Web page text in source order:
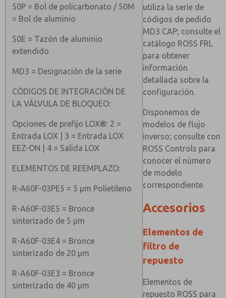
50P = Bol de policarbonato / 50M
= Bol de aluminio
50E = Tazón de aluminio
extendido
MD3 = Designación de la serie
CÓDIGOS DE INTEGRACIÓN DE
LA VÁLVULA DE BLOQUEO:
Opciones de prefijo LOX®: 2 =
Entrada LOX | 3 = Entrada LOX
EEZ-ON | 4 = Salida LOX
ELEMENTOS DE REEMPLAZO:
R-A60F-03PE5 = 5 µm Polietileno
R-A60F-03E5 = Bronce
sinterizado de 5 µm
R-A60F-03E4 = Bronce
sinterizado de 20 µm
R-A60F-03E3 = Bronce
sinterizado de 40 µm
utiliza la serie de
códigos de pedido
MD3 CAP; consulte el
catálogo ROSS FRL
para obtener
información
detallada sobre la
configuración.
Disponemos de
modelos de flujo
inverso; consulte con
ROSS Controls para
conocer el número
de modelo
correspondiente.
Accesorios
Elementos de
filtro de
repuesto
Elementos de
repuesto ROSS para